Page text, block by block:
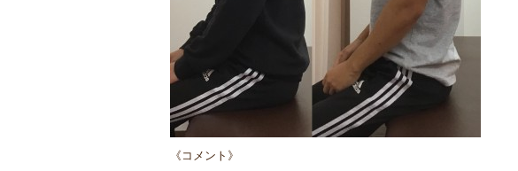
《コメント》